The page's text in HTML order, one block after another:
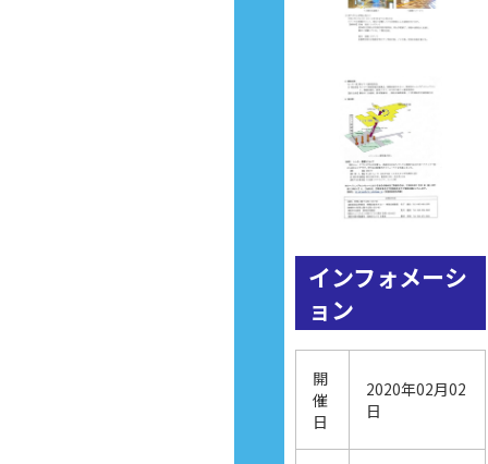
インフォメーシ
ョン
開
催
日
2020年02月02
日